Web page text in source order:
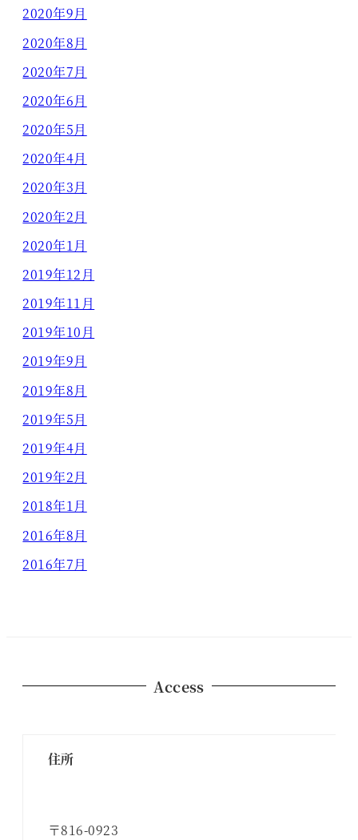
2020年9月
2020年8月
2020年7月
2020年6月
2020年5月
2020年4月
2020年3月
2020年2月
2020年1月
2019年12月
2019年11月
2019年10月
2019年9月
2019年8月
2019年5月
2019年4月
2019年2月
2018年1月
2016年8月
2016年7月
Access
住所
〒816-0923